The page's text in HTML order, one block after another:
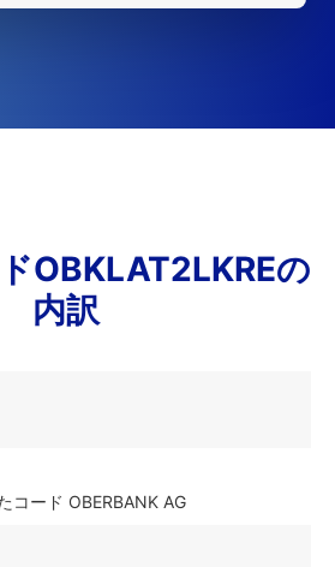
OBKLAT2LKREの
内訳
コード OBERBANK AG